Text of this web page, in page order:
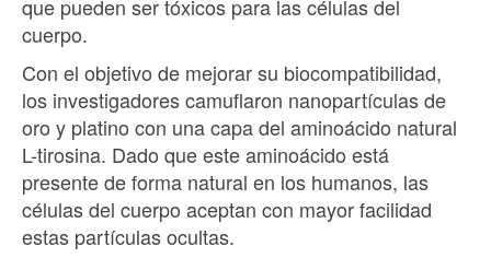
que pueden ser tóxicos para las células del
cuerpo.
Con el objetivo de mejorar su biocompatibilidad,
los investigadores camuflaron nanopartículas de
oro y platino con una capa del aminoácido natural
L-tirosina. Dado que este aminoácido está
presente de forma natural en los humanos, las
células del cuerpo aceptan con mayor facilidad
estas partículas ocultas.